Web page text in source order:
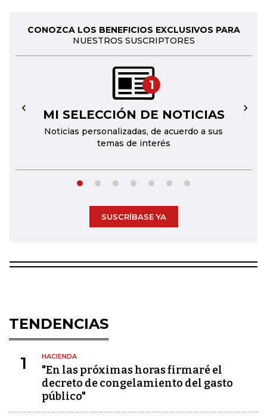
CONOZCA LOS BENEFICIOS EXCLUSIVOS PARA
NUESTROS SUSCRIPTORES
1
MI SELECCIÓN DE NOTICIAS
Noticias personalizadas, de acuerdo a sus
temas de interés
← →
SUSCRÍBASE YA
TENDENCIAS
1 HACIENDA
"En las próximas horas firmaré el
decreto de congelamiento del gasto
público"